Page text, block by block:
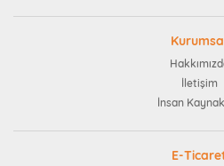
İletişim
İnsan
E-